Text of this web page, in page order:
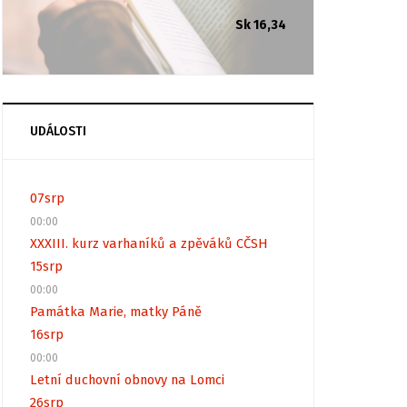
Sk 16,34
UDÁLOSTI
07srp
00:00
XXXIII. kurz varhaníků a zpěváků CČSH
15srp
00:00
Památka Marie, matky Páně
16srp
00:00
Letní duchovní obnovy na Lomci
26srp